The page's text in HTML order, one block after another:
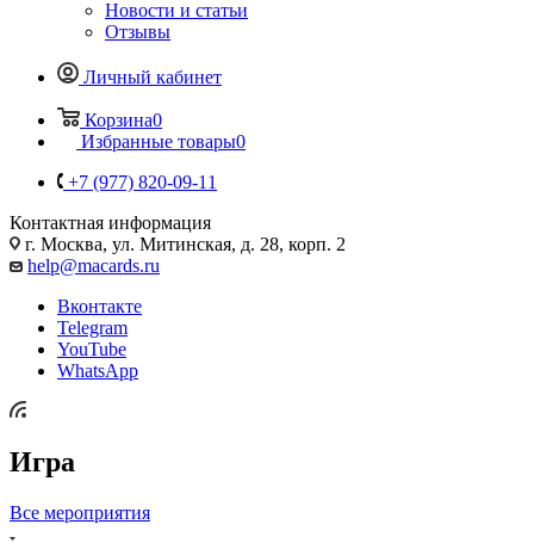
Новости и статьи
Отзывы
Личный кабинет
Корзина0
Избранные товары0
+7 (977) 820-09-11
Контактная информация
г. Москва, ул. Митинская, д. 28, корп. 2
help@macards.ru
Вконтакте
Telegram
YouTube
WhatsApp
Игра
Все мероприятия